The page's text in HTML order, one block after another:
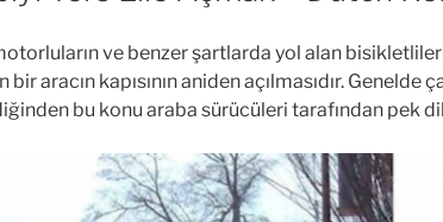
ve benzer şartlarda yol alan
bir aracın kapısının aniden açılmasıdır.
bu konu araba sürücüleri tarafından pek